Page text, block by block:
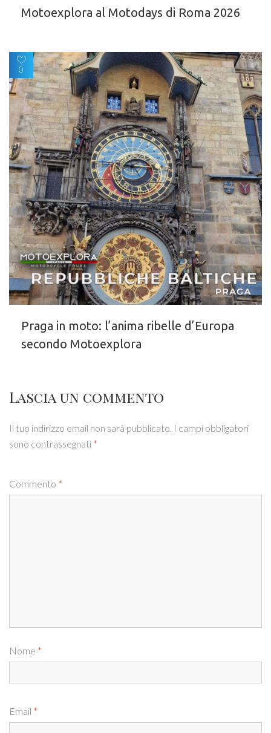
Motoexplora al Motodays di Roma 2026
0
Praga in moto: l’anima ribelle d’Europa
secondo Motoexplora
Lascia un commento
Il tuo indirizzo email non sarà pubblicato. I campi obbligatori
sono contrassegnati *
Commento *
Nome *
Email *